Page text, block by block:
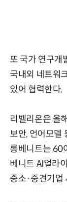
또 국가 연구개
국내외 네트워
있어 협력한다.
리벨리온은 올
보안, 언어모델
롱베니트는 60
베니트 AI얼라
중소·중견기업